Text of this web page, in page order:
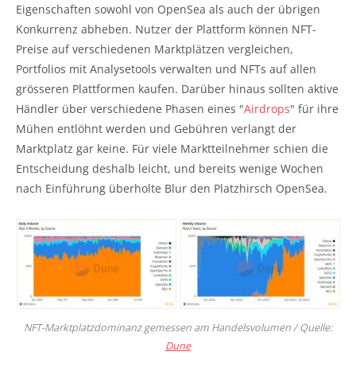
Eigenschaften sowohl von OpenSea als auch der übrigen
Konkurrenz abheben. Nutzer der Plattform können NFT-
Preise auf verschiedenen Marktplätzen vergleichen,
Portfolios mit Analysetools verwalten und NFTs auf allen
grösseren Plattformen kaufen. Darüber hinaus sollten aktive
Händler über verschiedene Phasen eines "Airdrops" für ihre
Mühen entlöhnt werden und Gebühren verlangt der
Marktplatz gar keine. Für viele Marktteilnehmer schien die
Entscheidung deshalb leicht, und bereits wenige Wochen
nach Einführung überholte Blur den Platzhirsch OpenSea.
NFT-Marktplatzdominanz gemessen am Handelsvolumen / Quelle:
Dune